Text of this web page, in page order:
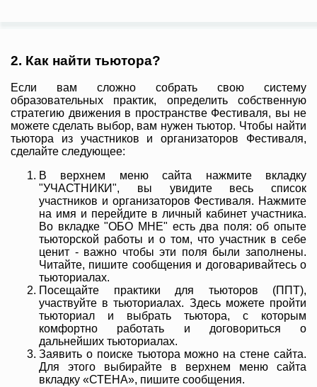
2. Как найти тьютора?
Если вам сложно собрать свою систему
образовательных практик, определить собственную
стратегию движения в пространстве Фестиваля, вы не
можете сделать выбор, вам нужен тьютор. Чтобы найти
тьютора из участников и организаторов Фестиваля,
сделайте следующее:
В верхнем меню сайта нажмите вкладку
"УЧАСТНИКИ", вы увидите весь список
участников и организаторов Фестиваля. Нажмите
на имя и перейдите в личный кабинет участника.
Во вкладке "ОБО МНЕ" есть два поля: об опыте
тьюторской работы и о том, что участник в себе
ценит - важно чтобы эти поля были заполнены.
Читайте, пишите сообщения и договаривайтесь о
тьюториалах.
Посещайте практики для тьюторов (ППТ),
участвуйте в тьюториалах. Здесь можете пройти
тьюториал и выбрать тьютора, с которым
комфортно работать и договориться о
дальнейших тьюториалах.
Заявить о поиске тьютора можно на стене сайта.
Для этого выбирайте в верхнем меню сайта
вкладку «СТЕНА», пишите сообщения.